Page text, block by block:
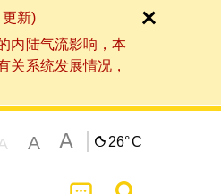
新)
内陆气流影响，本
关系统发展情况，
A A 26°C